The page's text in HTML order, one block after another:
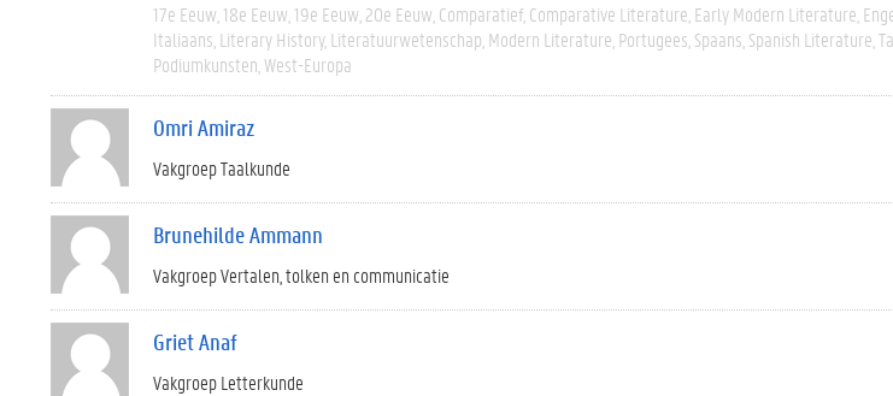
17e Eeuw 18e Eeuw 19e Eeuw 20e Eeuw Comparatief Comparative Literature Early Modern Literature
Italiaans Literary History Literatuurwetenschap Modern Literature Portugees Spaans Spanish Literature
Podiumkunsten West-Europa
Omri Amiraz
Vakgroep Taalkunde
Brunehilde Ammann
Vakgroep Vertalen, tolken en communicatie
Griet Anaf
Vakgroep Letterkunde